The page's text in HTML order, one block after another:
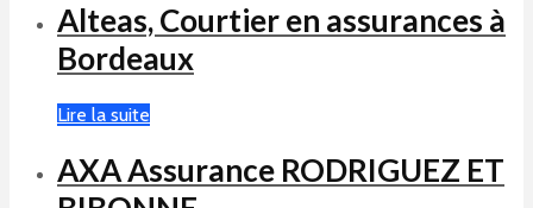
Alteas, Courtier en assurances à
Bordeaux
Lire la suite
AXA Assurance RODRIGUEZ ET